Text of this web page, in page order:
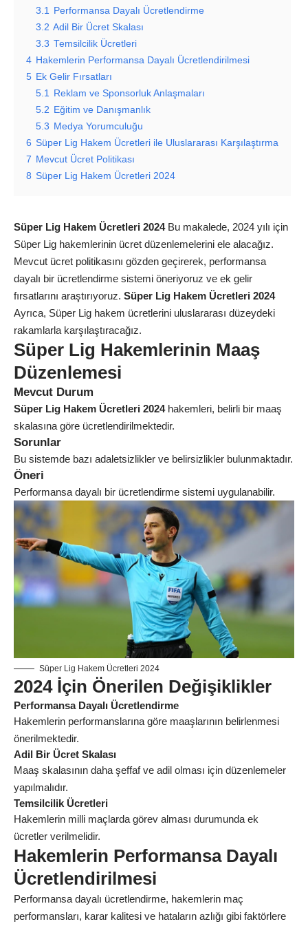
3.1
Performansa Dayalı Ücretlendirme
3.2 Adil Bir Ücret Skalası
3.3 Temsilcilik Ücretleri
4 Hakemlerin Performansa Dayalı Ücretlendirilmesi
5 Ek Gelir Fırsatları
5.1
Reklam ve Sponsorluk Anlaşmaları
5.2 Eğitim ve Danışmanlık
5.3 Medya Yorumculuğu
6 Süper Lig Hakem Ücretleri ile Uluslararası Karşılaştırma
7 Mevcut Ücret Politikası
8 Süper Lig Hakem Ücretleri 2024
Süper Lig Hakem Ücretleri 2024Bu makalede, 2024 yılı için
Süper Lig hakemlerinin ücret düzenlemelerini ele alacağız.
Mevcut ücret politikasını gözden geçirerek, performansa
dayalı bir ücretlendirme sistemi öneriyoruz ve ek gelir
fırsatlarını araştırıyoruz. Süper Lig Hakem Ücretleri 2024
Ayrıca, Süper Lig hakem ücretlerini uluslararası düzeydeki
rakamlarla karşılaştıracağız.
Süper Lig Hakemlerinin Maaş
Düzenlemesi
Mevcut Durum
Süper Lig Hakem Ücretleri 2024hakemleri, belirli bir maaş
skalasına göre ücretlendirilmektedir.
Sorunlar
Bu sistemde bazı adaletsizlikler ve belirsizlikler bulunmaktadır.
Öneri
Performansa dayalı bir ücretlendirme sistemi uygulanabilir.
Süper Lig Hakem Ücretleri 2024
2024 İçin Önerilen Değişiklikler
Performansa Dayalı Ücretlendirme
Hakemlerin performanslarına göre maaşlarının belirlenmesi
önerilmektedir.
Adil Bir Ücret Skalası
Maaş skalasının daha şeffaf ve adil olması için düzenlemeler
yapılmalıdır.
Temsilcilik Ücretleri
Hakemlerin milli maçlarda görev alması durumunda ek
ücretler verilmelidir.
Hakemlerin Performansa Dayalı
Ücretlendirilmesi
Performansa dayalı ücretlendirme, hakemlerin maç
performansları, karar kalitesi ve hataların azlığı gibi faktörlere